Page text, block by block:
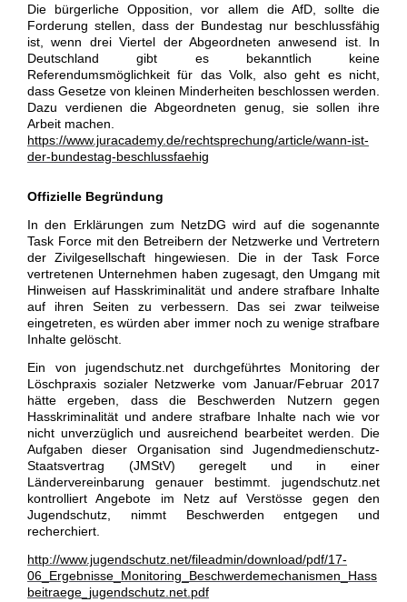
Die bürgerliche Opposition, vor allem die AfD, sollte die
Forderung stellen, dass der Bundestag nur beschlussfähig
ist, wenn drei Viertel der Abgeordneten anwesend ist. In
Deutschland gibt es bekanntlich keine
Referendumsmöglichkeit für das Volk, also geht es nicht,
dass Gesetze von kleinen Minderheiten beschlossen werden.
Dazu verdienen die Abgeordneten genug, sie sollen ihre
Arbeit machen.
https://www.juracademy.de/rechtsprechung/article/wann-ist-
der-bundestag-beschlussfaehig
Offizielle Begründung
In den Erklärungen zum NetzDG wird auf die sogenannte
Task Force mit den Betreibern der Netzwerke und Vertretern
der Zivilgesellschaft hingewiesen. Die in der Task Force
vertretenen Unternehmen haben zugesagt, den Umgang mit
Hinweisen auf Hasskriminalität und andere strafbare Inhalte
auf ihren Seiten zu verbessern. Das sei zwar teilweise
eingetreten, es würden aber immer noch zu wenige strafbare
Inhalte gelöscht.
Ein von jugendschutz.net durchgeführtes Monitoring der
Löschpraxis sozialer Netzwerke vom Januar/Februar 2017
hätte ergeben, dass die Beschwerden Nutzern gegen
Hasskriminalität und andere strafbare Inhalte nach wie vor
nicht unverzüglich und ausreichend bearbeitet werden. Die
Aufgaben dieser Organisation sind Jugendmedienschutz-
Staatsvertrag (JMStV) geregelt und in einer
Ländervereinbarung genauer bestimmt. jugendschutz.net
kontrolliert Angebote im Netz auf Verstösse gegen den
Jugendschutz, nimmt Beschwerden entgegen und
recherchiert.
http://www.jugendschutz.net/fileadmin/download/pdf/17-
06_Ergebnisse_Monitoring_Beschwerdemechanismen_Hass
beitraege_jugendschutz.net.pdf